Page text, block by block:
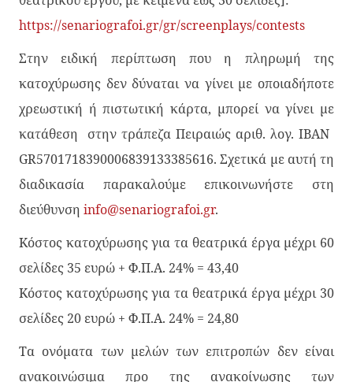
https://senariografoi.gr/gr/screenplays/contests
Στην ειδική περίπτωση που η πληρωμή της
κατοχύρωσης δεν δύναται να γίνει με οποιαδήποτε
χρεωστική ή πιστωτική κάρτα, μπορεί να γίνει με
κατάθεση στην τράπεζα Πειραιώς αριθ. λογ. IBAN
GR5701718390006839133385616. Σχετικά με αυτή τη
διαδικασία παρακαλούμε επικοινωνήστε στη
διεύθυνση info@senariografoi.gr.
Κόστος κατοχύρωσης για τα θεατρικά έργα μέχρι 60
σελίδες 35 ευρώ + Φ.Π.Α. 24% = 43,40
Κόστος κατοχύρωσης για τα θεατρικά έργα μέχρι 30
σελίδες 20 ευρώ + Φ.Π.Α. 24% = 24,80
Τα ονόματα των μελών των επιτροπών δεν είναι
ανακοινώσιμα προ της ανακοίνωσης των